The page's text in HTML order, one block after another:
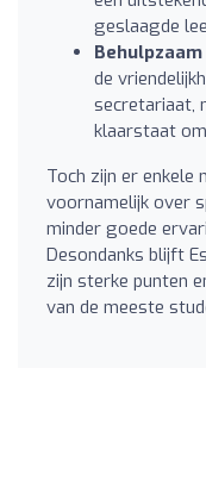
geslaagde
de
secretariaat,
klaarstaat
Toch zijn er enkele
voornamelijk over
minder goede
Desondanks blijft
zijn sterke punten
van de meeste